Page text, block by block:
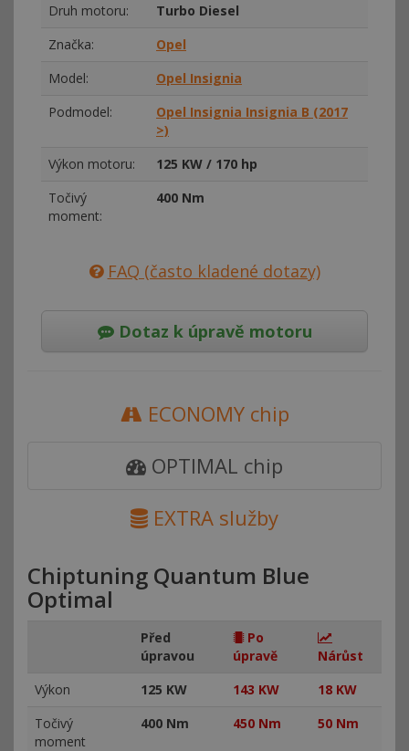
Druh motoru:
Turbo Diesel
Značka:
Opel
Model:
Opel Insignia
Podmodel:
Opel Insignia Insignia B (2017
>)
Výkon motoru:
125 KW / 170 hp
Točivý
moment:
400 Nm
FAQ (často kladené dotazy)
Dotaz k úpravě motoru
ECONOMY chip
OPTIMAL chip
EXTRA služby
Chiptuning Quantum Blue
Optimal
Před
úpravou
Po
úpravě
Nárůst
Výkon
125 KW 143 KW
18 KW
Točivý
moment
400 Nm 450 Nm 50 Nm